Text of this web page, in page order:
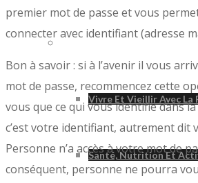
Vivre Avec La Polio
Vivre Et Vieillir Avec La
Santé, Nutrition Et
premier mot de passe et vous
connecter avec identifiant (adresse
Bon à savoir : si à l’avenir il vous
mot de passe, recommencez cette
vous que ce qui vous identifie dans
c’est votre identifiant, autrement dit
Personne n’a accès à votre mot de
conséquent, personne ne pourra